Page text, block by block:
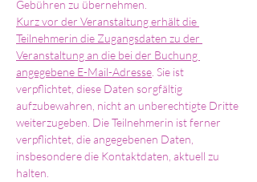
Gebühren zu übernehmen.
Kurz vor der Veranstaltung erhält die
Teilnehmerin die Zugangsdaten zu der
Veranstaltung an die bei der Buchung
angegebene E-Mail-Adresse . Sie ist
verpflichtet, diese Daten sorgfältig
aufzubewahren, nicht an unberechtigte Dritte
weiterzugeben. Die Teilnehmerin ist ferner
verpflichtet, die angegebenen Daten,
insbesondere die Kontaktdaten, aktuell zu
halten.